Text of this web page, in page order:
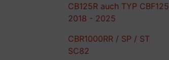
CB125R auch TYP CBF125
2018 - 2025
CBR1000RR / SP / ST
SC82